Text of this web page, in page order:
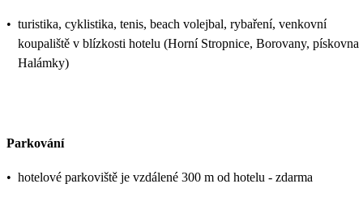
• turistika, cyklistika, tenis, beach volejbal, rybaření, venkovní
koupaliště v blízkosti hotelu (Horní Stropnice, Borovany, pískovna
Halámky)
Parkování
• hotelové parkoviště je vzdálené 300 m od hotelu - zdarma